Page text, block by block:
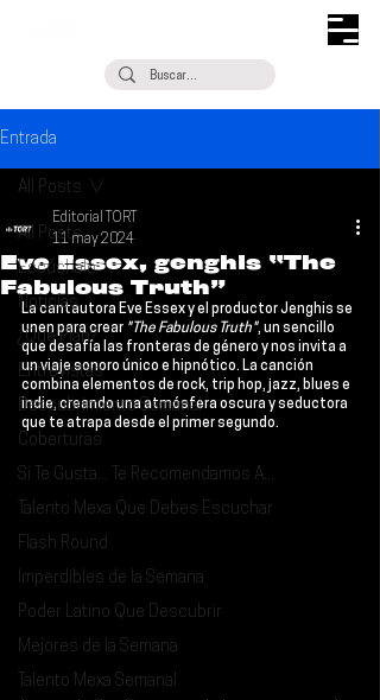
Entrada
All Posts
Escúchalo
Noticias
¿Qué Plan?
Entrevistas
Descubrimiento Semanal
Coberturas
Si Te Gusta... Te Recomendamos A...
Talento Mexa Que Debes Escuchar
Flash Round
Imperdibles de la Semana
Poder Latino Que Descubrir
Mejores de la Semana
Talento Mexa Semanal
All Posts
Eve Essex, genghis “The
Fabulous Truth”
Editorial TORT
11 may 2024
La cantautora Eve Essex y el productor Jenghis se
unen para crear "The Fabulous Truth", un sencillo
que desafía las fronteras de género y nos invita a
un viaje sonoro único e hipnótico. La canción
combina elementos de rock, trip hop, jazz, blues e
indie, creando una atmósfera oscura y seductora
que te atrapa desde el primer segundo.